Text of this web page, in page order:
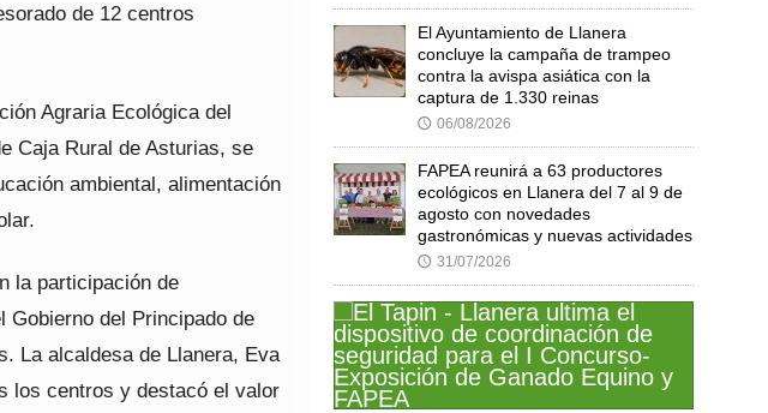
de 12 centros
Agraria Ecológica del
Caja Rural de Asturias, se
ambiental, alimentación
la participación de
Gobierno del Principado de
La alcaldesa de Llanera, Eva
los centros y destacó el valor
El Ayuntamiento de Llanera
concluye la campaña de trampeo
contra la avispa asiática con la
captura de 1.330 reinas
🕔 06/08/2026
FAPEA reunirá a 63 productores
ecológicos en Llanera del 7 al 9 de
agosto con novedades
gastronómicas y nuevas actividades
🕔 31/07/2026